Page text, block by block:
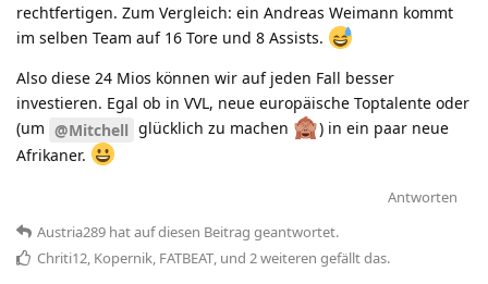
rechtfertigen. Zum Vergleich: ein Andreas Weimann kommt
im selben Team auf 16 Tore und 8 Assists.
Also diese 24 Mios können wir auf jeden Fall besser
investieren. Egal ob in VVL, neue europäische Toptalente oder
(um @Mitchell glücklich zu machen
) in ein paar neue
Afrikaner.
Antworten
Austria289 hatauf diesen Beitrag geantwortet.
Chriti12, Kopernik, FATBEAT, und 2weiteren gefällt das.